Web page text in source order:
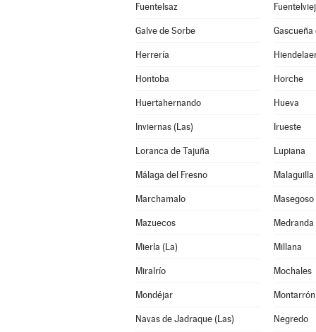
Fuentelsaz
Galve de Sorbe Gascueña
Herrería
Hontoba Horche
Huertahernando Hueva
Inviernas (Las) Irueste
Loranca de Tajuña Lupiana
Málaga del Fresno Malaguilla
Marchamalo
Mazuecos Medranda
Mierla (La) Millana
Miralrío Mochales
Mondéjar Montarrón
Navas de Jadraque (Las) Negredo